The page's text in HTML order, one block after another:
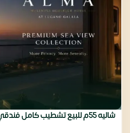
شاليه 55م للبيع تشطيب كامل فندقي 493 ألف